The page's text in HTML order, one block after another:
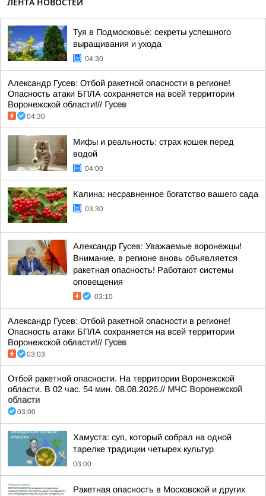
Туя в Подмосковье: секреты успешного
выращивания и ухода
04:30
Александр Гусев: Отбой ракетной опасности в регионе!
Опасность атаки БПЛА сохраняется на всей территории
Воронежской области!// Гусев
04:30
Мифы и реальность: страх кошек перед
водой
04:00
Калина: несравненное богатство вашего сада
03:30
Александр Гусев: Уважаемые воронежцы!
Внимание, в регионе вновь объявляется
ракетная опасность! Работают системы
оповещения
03:10
Александр Гусев: Отбой ракетной опасности в регионе!
Опасность атаки БПЛА сохраняется на всей территории
Воронежской области!// Гусев
03:03
Отбой ракетной опасности. На территории Воронежской
области. В 02 час. 54 мин. 08.08.2026.// МЧС Воронежской
области
03:00
Хамуста: суп, который собрал на одной
тарелке традиции четырех культур
03:00
Ракетная опасность в Московской и других